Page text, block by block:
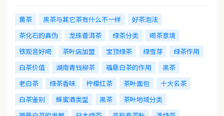
黄茶 黑茶与其它茶有什么不一样
好茶泡法
茶化石的真伪
龙珠普洱茶 绿茶分类
喝茶意境
铁观音好喝
茶叶店加盟 宝顶绿茶 绿雪芽
绿茶作用
白茶价值
湖南青钱柳茶 福鼎白茶的作用
黑茶
老白茶
绿茶香味 柠檬红茶 茶叶面包
十大名茶
白茶鉴别
蜂蜜酒类型 黑茶
茶叶地域分类